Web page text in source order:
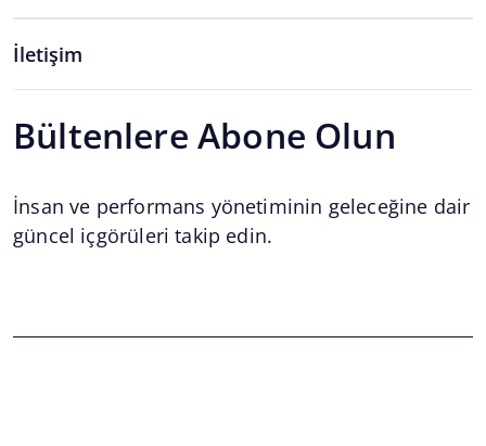
İletişim
Bültenlere Abone Olun
İnsan ve performans yönetiminin geleceğine dair
güncel içgörüleri takip edin.